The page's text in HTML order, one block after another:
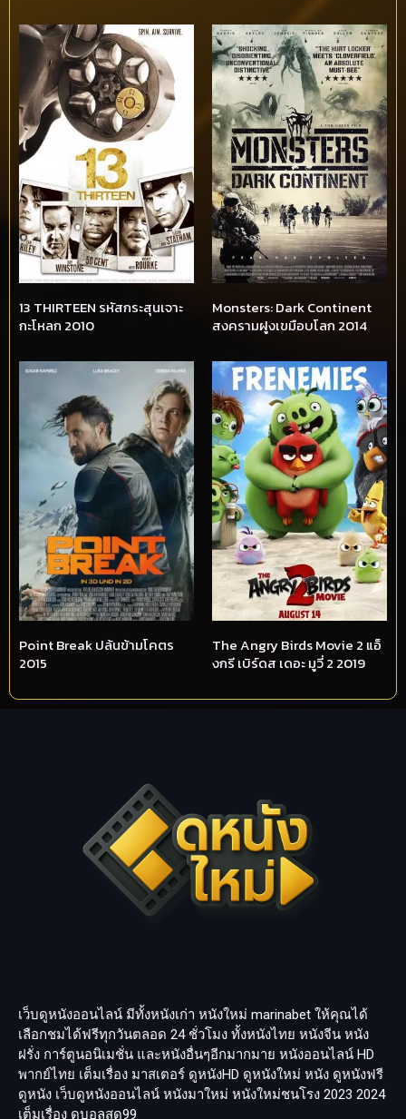
13 THIRTEEN รหัสกระสุนเจาะ
กะโหลก 2010
Monsters: Dark Continent
สงครามฝูงเขมือบโลก 2014
Point Break ปล้นข้ามโคตร
2015
The Angry Birds Movie 2 แอ็
งกรี เบิร์ดส เดอะ มูวี่ 2 2019
เว็บดูหนังออนไลน์ มีทั้งหนังเก่า หนังใหม่ marinabet ให้คุณได้
เลือกชมได้ฟรีทุกวันตลอด 24 ชั่วโมง ทั้งหนังไทย หนังจีน หนัง
ฝรั่ง การ์ตูนอนิเมชั่น และหนังอื่นๆอีกมากมาย หนังออนไลน์ HD
พากย์ไทย เต็มเรื่อง มาสเตอร์ ดูหนังHD ดูหนังใหม่ หนัง ดูหนังฟรี
ดูหนัง เว็บดูหนังออนไลน์ หนังมาใหม่ หนังใหม่ชนโรง 2023 2024
เต็มเรื่อง ดูบอลสด99